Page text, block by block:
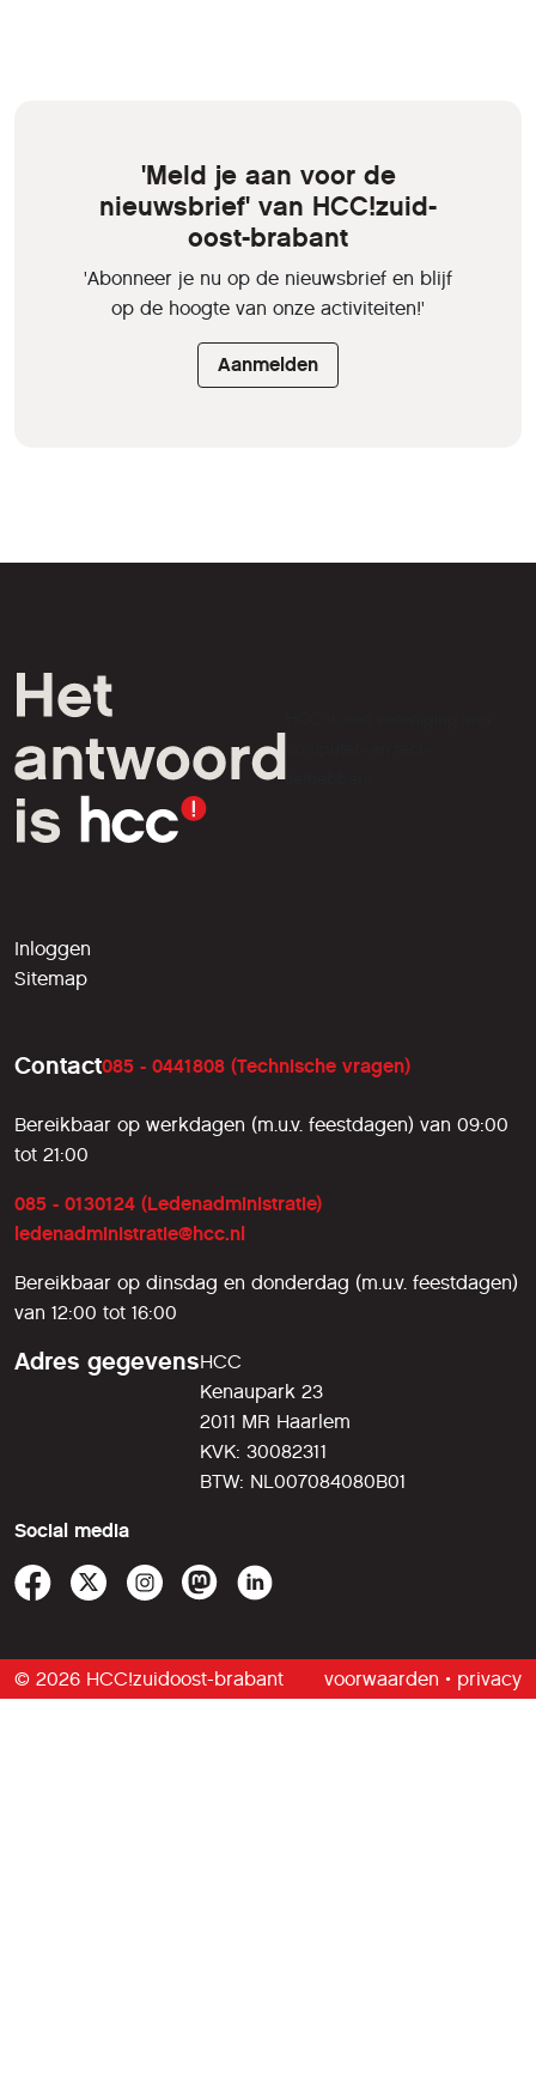
'Meld je aan voor de
nieuwsbrief' van HCC!zuid-
oost-brabant
'Abonneer je nu op de nieuwsbrief en blijf
op de hoogte van onze activiteiten!'
Aanmelden
liefhebbers.
Inloggen
Sitemap
Contact085 - 0441808 (Technische vragen)
Bereikbaar op werkdagen (m.u.v. feestdagen) van 09:00
tot 21:00
085 - 0130124 (Ledenadministratie)
ledenadministratie@hcc.nl
Bereikbaar op dinsdag en donderdag (m.u.v. feestdagen)
van 12:00 tot 16:00
Adres gegevensHCC
Kenaupark 23
2011 MR Haarlem
KVK: 30082311
BTW: NL007084080B01
Social media
© 2026 HCC!zuidoost-brabant voorwaarden • privacy